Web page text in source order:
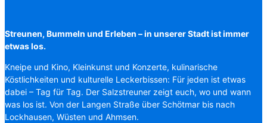
Streunen, Bummeln und Erleben – in unserer Stadt ist immer
etwas los.
Kneipe und Kino, Kleinkunst und Konzerte, kulinarische
Köstlichkeiten und kulturelle Leckerbissen: Für jeden ist etwas
dabei – Tag für Tag. Der Salzstreuner zeigt euch, wo und wann
was los ist. Von der Langen Straße über Schötmar bis nach
Lockhausen, Wüsten und Ahmsen.